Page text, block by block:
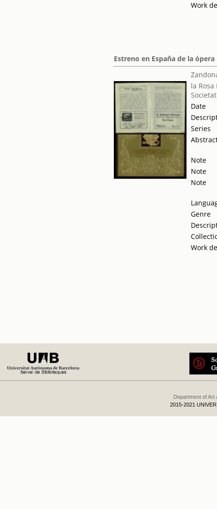
Work
Estreno en España de la
la
Date
Series
Note
Note
Note
Genre
Work
Department of Art
2015-2021